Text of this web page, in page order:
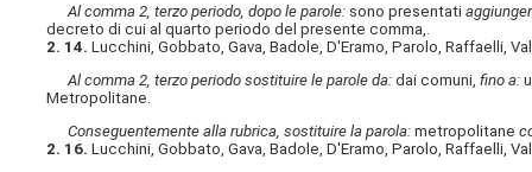
Al comma 2, terzo periodo, dopo le parole: sono presentati
decreto di cui al quarto periodo del presente comma,.
2. 14. Lucchini, Gobbato, Gava, Badole, D'Eramo, Parolo, Raffaelli,
Al comma 2, terzo periodo sostituire le parole da: dai comuni,fino a:
Metropolitane.
Conseguentemente alla rubrica, sostituire la parola: metropolitane
2. 16. Lucchini, Gobbato, Gava, Badole, D'Eramo, Parolo, Raffaelli,